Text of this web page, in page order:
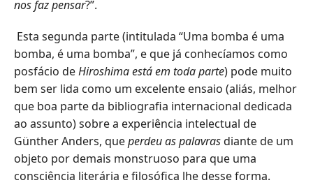
nos faz pensar?”.
Esta segunda parte (intitulada “Uma bomba é uma
bomba, é uma bomba”, e que já conhecíamos como
posfácio deHiroshima está em toda parte) pode muito
bem ser lida como um excelente ensaio (aliás, melhor
que boa parte da bibliografia internacional dedicada
ao assunto) sobre a experiência intelectual de
Günther Anders, queperdeu as palavrasdiante de um
objeto por demais monstruoso para que uma
consciência literária e filosófica lhe desse forma.